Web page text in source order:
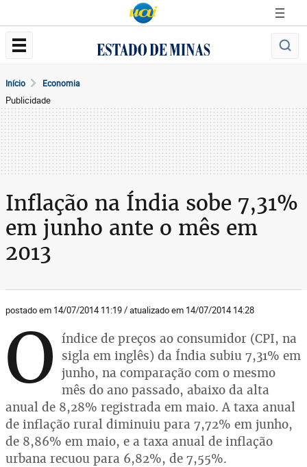
Início Economia
Publicidade
Inflação na Índia sobe 7,31%
em junho ante o mês em
2013
postado em 14/07/2014 11:19 / atualizado em 14/07/2014 14:28
O índice de preços ao consumidor (CPI, na
sigla em inglês) da Índia subiu 7,31% em
junho, na comparação com o mesmo
mês do ano passado, abaixo da alta
anual de 8,28% registrada em maio. A taxa anual
de inflação rural diminuiu para 7,72% em junho,
de 8,86% em maio, e a taxa anual de inflação
urbana recuou para 6,82%, de 7,55%.